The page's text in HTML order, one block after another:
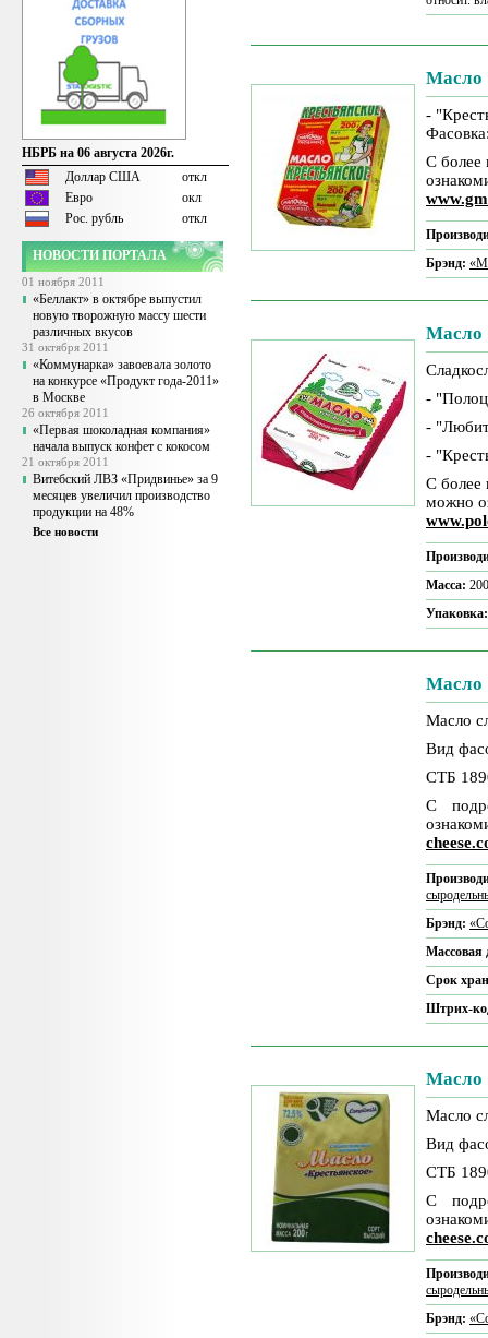
НБРБ на 06 августа 2026г.
Доллар США
откл
Евро
окл
Рос. рубль
откл
НОВОСТИ ПОРТАЛА
01 ноября 2011
«Беллакт» в октябре выпустил
новую творожную массу шести
различных вкусов
31 октября 2011
«Коммунарка» завоевала золото
на конкурсе «Продукт года-2011»
в Москве
26 октября 2011
«Первая шоколадная компания»
начала выпуск конфет с кокосом
21 октября 2011
Витебский ЛВЗ «Придвинье» за 9
месяцев увеличил производство
продукции на 48%
Все новости
Масло
-
С более
Брэнд:
Масло
-
-
-
С более
можно
Масса:
Масло
Масло
Вид
СТБ
С
Брэнд:
Срок
Штрих-
Масло
Масло
Вид
СТБ
С
Брэнд: